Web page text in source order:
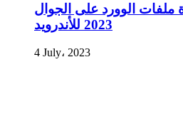
ملفات الوورد على الجوال
2023 للأندرويد
4 July، 2023